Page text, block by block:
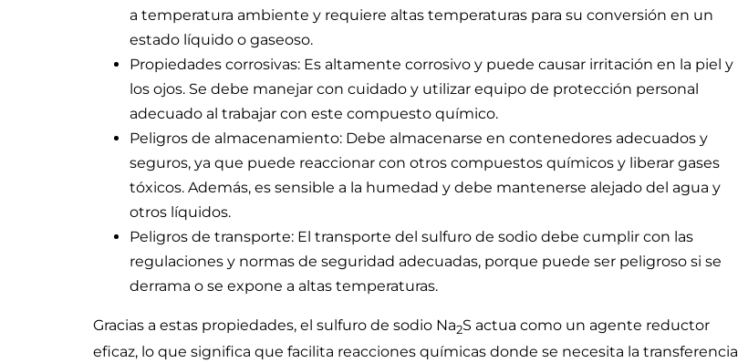
a temperatura ambiente y requiere altas temperaturas para su conversión en un
estado líquido o gaseoso.
Propiedades corrosivas: Es altamente corrosivo y puede causar irritación en la piel y
los ojos. Se debe manejar con cuidado y utilizar equipo de protección personal
adecuado al trabajar con este compuesto químico.
Peligros de almacenamiento: Debe almacenarse en contenedores adecuados y
seguros, ya que puede reaccionar con otros compuestos químicos y liberar gases
tóxicos. Además, es sensible a la humedad y debe mantenerse alejado del agua y
otros líquidos.
Peligros de transporte: El transporte del sulfuro de sodio debe cumplir con las
regulaciones y normas de seguridad adecuadas, porque puede ser peligroso si se
derrama o se expone a altas temperaturas.
Gracias a estas propiedades, el sulfuro de sodio Na2S actua como un agente reductor
eficaz, lo que significa que facilita reacciones químicas donde se necesita la transferencia